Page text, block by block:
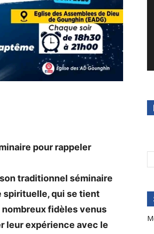
pour rappeler
traditionnel séminaire
spirituelle, qui se tient
nombreux fidèles venus
leur expérience avec le